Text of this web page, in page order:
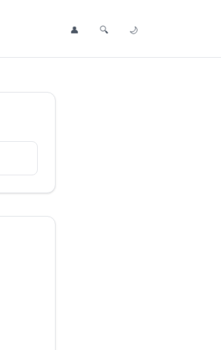
Profile
👤 Search Post
🔍 Toggle Dark Mode
🌙